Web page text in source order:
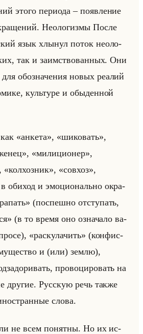
этого пе­ри­ода – по­яв­ле­ние
Нео­ло­гиз­мы После
язык хлы­нул поток нео­ло­
так и за­им­ство­ван­ных. Они
обо­зна­че­ния новых ре­алий
культу­ре и обы­ден­ной
«анкета», «шиковать»,
«милиционер»,
«колхозник», «совхоз»,
оби­ход и эмо­ци­онально окра­
(по­спеш­но от­сту­пать,
(в то время оно озна­ча­ло ва­
«раскулачить» (кон­фис­
и (или) землю),
про­во­ци­ро­вать на
дру­гие. Рус­скую речь также
слова.
не всем по­нят­ны. Но их ис­